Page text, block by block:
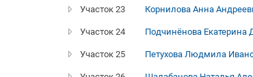
Участок 23 Корнилова Анна
Участок 24 Подчинёнова Екатерина
Участок 25 Петухова Людмила